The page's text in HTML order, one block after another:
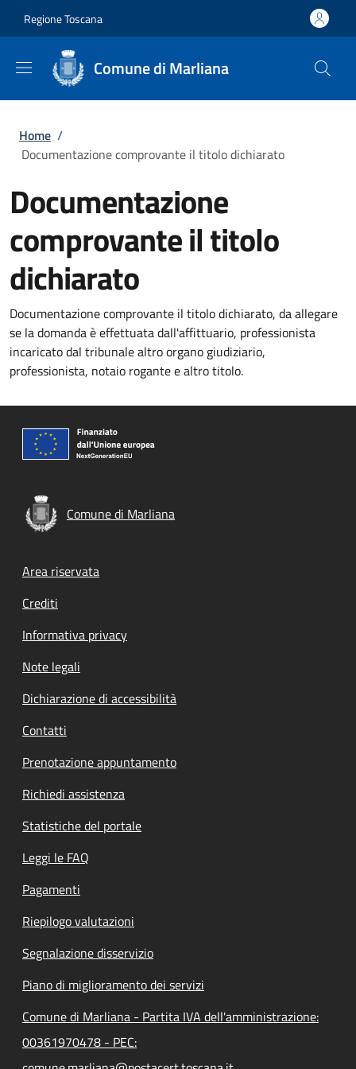
Regione Toscana
Comune di Marliana
Briciole di pane
Home /
Documentazione comprovante il titolo dichiarato
Documentazione
comprovante il titolo
dichiarato
Documentazione comprovante il titolo dichiarato, da allegare
se la domanda è effettuata dall'affittuario, professionista
incaricato dal tribunale altro organo giudiziario,
professionista, notaio rogante e altro titolo.
Comune di Marliana
Footer menu
Area riservata
Crediti
Informativa privacy
Note legali
Dichiarazione di accessibilità
Contatti
Prenotazione appuntamento
Richiedi assistenza
Statistiche del portale
Leggi le FAQ
Pagamenti
Riepilogo valutazioni
Segnalazione disservizio
Piano di miglioramento dei servizi
Comune di Marliana - Partita IVA dell'amministrazione:
00361970478 - PEC: